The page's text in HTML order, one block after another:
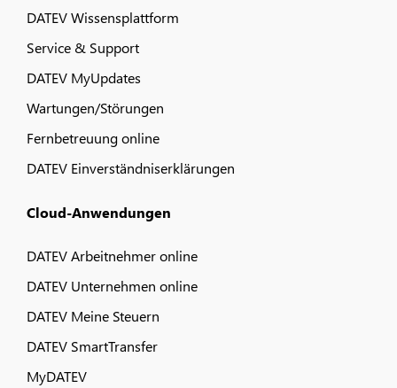
DATEV Wissensplattform
Service & Support
DATEV MyUpdates
Wartungen/Störungen
Fernbetreuung online
DATEV Einverständniserklärungen
Cloud-Anwendungen
DATEV Arbeitnehmer online
DATEV Unternehmen online
DATEV Meine Steuern
DATEV SmartTransfer
MyDATEV